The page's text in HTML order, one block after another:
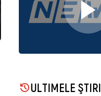
ULTIMELE ŞTIRI